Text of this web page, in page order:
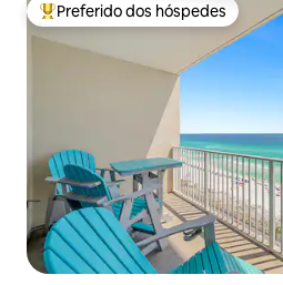
Entre os melhores preferidos dos
Preferido dos hóspedes